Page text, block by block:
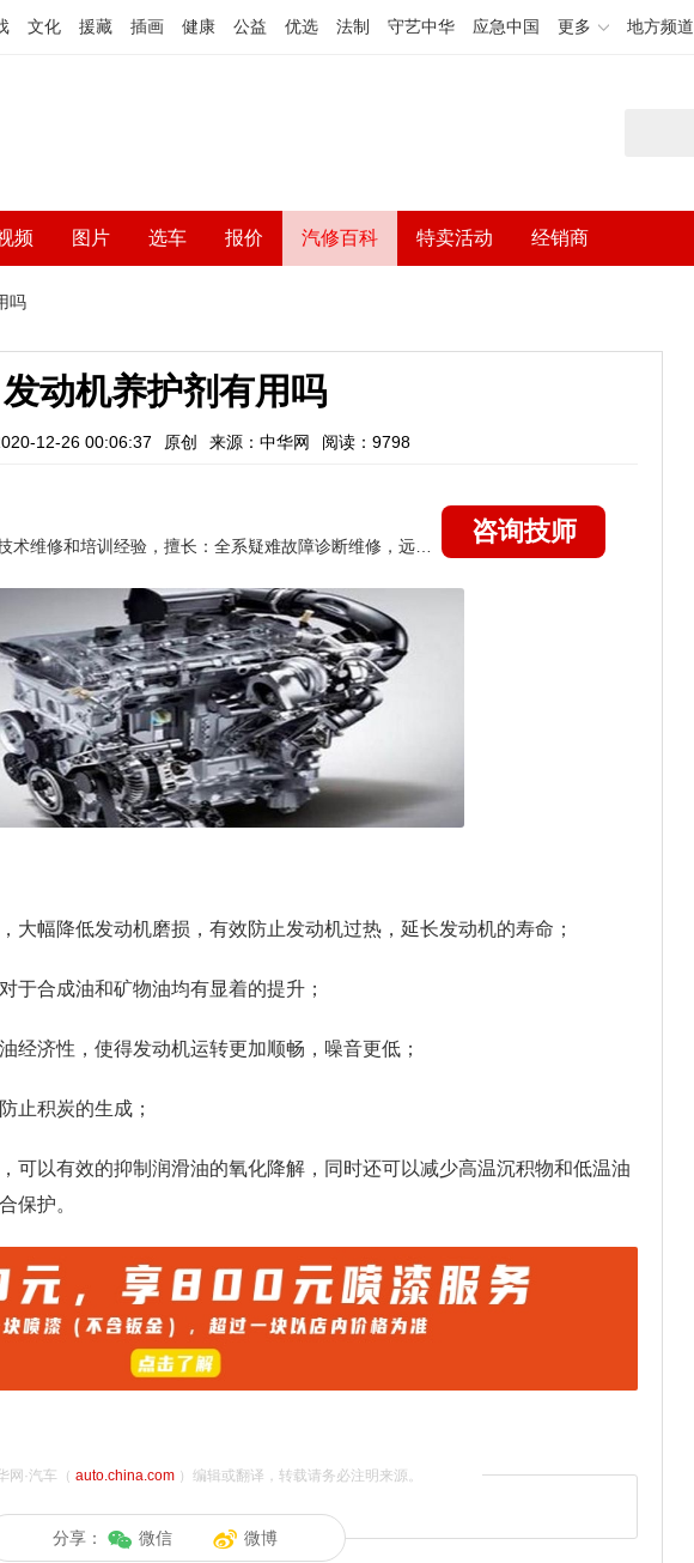
文化 援藏 插画 健康 公益 优选 法制 守艺中华 应急中国 更多 地方频道
频 图片 选车 报价 汽修百科 特卖活动 经销商
吗
发动机养护剂有用吗
12-26 00:06:37 原创 来源：中华网 阅读：9798
咨询技师
大幅降低发动机磨损，有效防止发动机过热，延长发动机的寿命；
于合成油和矿物油均有显着的提升；
经济性，使得发动机运转更加顺畅，噪音更低；
止积炭的生成；
可以有效的抑制润滑油的氧化降解，同时还可以减少高温沉积物和低温油
保护。
网·汽车（ auto.china.com）编辑或翻译，转载请务必注明来源。
分享： 微信 微博